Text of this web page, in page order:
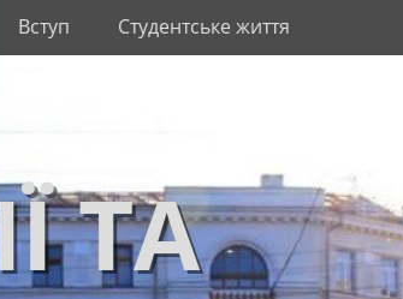
Вступ Студентське життя
ТА